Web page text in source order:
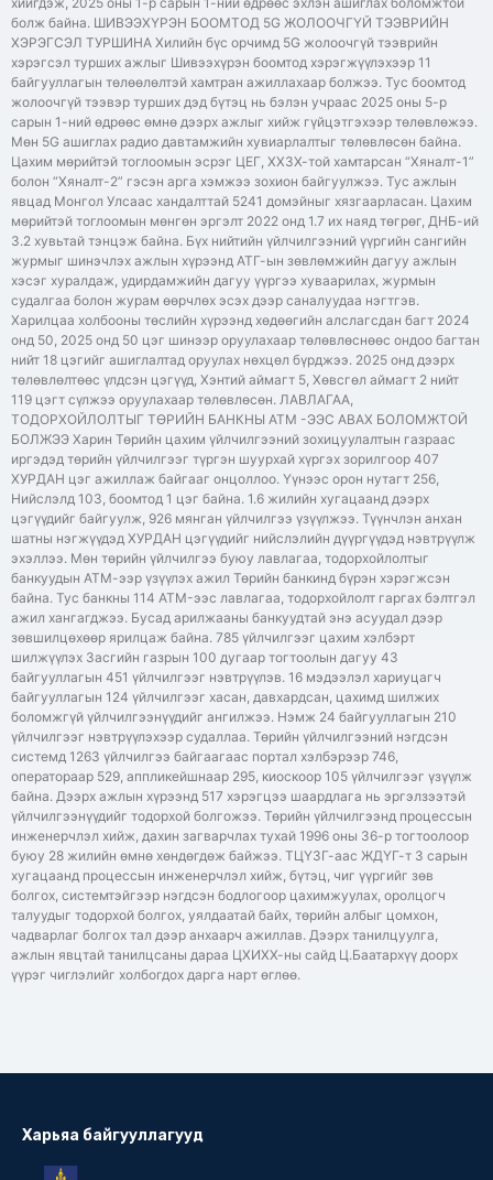
болж байна. ШИВЭЭХҮРЭН БООМТОД 5G ЖОЛООЧГҮЙ ТЭЭВРИЙН
ХЭРЭГСЭЛ ТУРШИНА Хилийн бүс орчимд 5G жолоочгүй тээврийн
хэрэгсэл турших ажлыг Шивээхүрэн боомтод хэрэгжүүлэхээр 11
байгууллагын төлөөлөлтэй хамтран ажиллахаар болжээ. Тус боомтод
жолоочгүй тээвэр турших дэд бүтэц нь бэлэн учраас 2025 оны 5-р
сарын 1-ний өдрөөс өмнө дээрх ажлыг хийж гүйцэтгэхээр төлөвлөжээ.
Мөн 5G ашиглах радио давтамжийн хувиарлалтыг төлөвлөсөн байна.
Цахим мөрийтэй тоглоомын эсрэг ЦЕГ, ХХЗХ-той хамтарсан “Хяналт-1”
болон “Хяналт-2” гэсэн арга хэмжээ зохион байгуулжээ. Тус ажлын
явцад Монгол Улсаас хандалттай 5241 домэйныг хязгаарласан. Цахим
мөрийтэй тоглоомын мөнгөн эргэлт 2022 онд 1.7 их наяд төгрөг, ДНБ-ий
3.2 хувьтай тэнцэж байна. Бүх нийтийн үйлчилгээний үүргийн сангийн
журмыг шинэчлэх ажлын хүрээнд АТГ-ын зөвлөмжийн дагуу ажлын
хэсэг хуралдаж, удирдамжийн дагуу үүргээ хуваарилах, журмын
судалгаа болон журам өөрчлөх эсэх дээр саналуудаа нэгтгэв.
Харилцаа холбооны төслийн хүрээнд хөдөөгийн алслагсдан багт 2024
онд 50, 2025 онд 50 цэг шинээр оруулахаар төлөвлөснөөс ондоо багтан
нийт 18 цэгийг ашиглалтад оруулах нөхцөл бүрджээ. 2025 онд дээрх
төлөвлөлтөөс үлдсэн цэгүүд, Хэнтий аймагт 5, Хөвсгөл аймагт 2 нийт
119 цэгт сүлжээ оруулахаар төлөвлөсөн. ЛАВЛАГАА,
ТОДОРХОЙЛОЛТЫГ ТӨРИЙН БАНКНЫ АТМ -ЭЭС АВАХ БОЛОМЖТОЙ
БОЛЖЭЭ Харин Төрийн цахим үйлчилгээний зохицуулалтын газраас
иргэдэд төрийн үйлчилгээг түргэн шуурхай хүргэх зорилгоор 407
ХУРДАН цэг ажиллаж байгааг онцоллоо. Үүнээс орон нутагт 256,
Нийслэлд 103, боомтод 1 цэг байна. 1.6 жилийн хугацаанд дээрх
цэгүүдийг байгуулж, 926 мянган үйлчилгээ үзүүлжээ. Түүнчлэн анхан
шатны нэгжүүдэд ХУРДАН цэгүүдийг нийслэлийн дүүргүүдэд нэвтрүүлж
эхэллээ. Мөн төрийн үйлчилгээ буюу лавлагаа, тодорхойлолтыг
банкуудын АТМ-ээр үзүүлэх ажил Төрийн банкинд бүрэн хэрэгжсэн
байна. Тус банкны 114 ATM-ээс лавлагаа, тодорхойлолт гаргах бэлтгэл
ажил хангагджээ. Бусад арилжааны банкуудтай энэ асуудал дээр
зөвшилцөхөөр ярилцаж байна. 785 үйлчилгээг цахим хэлбэрт
шилжүүлэх Засгийн газрын 100 дугаар тогтоолын дагуу 43
байгууллагын 451 үйлчилгээг нэвтрүүлэв. 16 мэдээлэл хариуцагч
байгууллагын 124 үйлчилгээг хасан, давхардсан, цахимд шилжих
боломжгүй үйлчилгээнүүдийг ангилжээ. Нэмж 24 байгууллагын 210
үйлчилгээг нэвтрүүлэхээр судаллаа. Төрийн үйлчилгээний нэгдсэн
системд 1263 үйлчилгээ байгаагаас портал хэлбэрээр 746,
оператораар 529, аппликейшнаар 295, киоскоор 105 үйлчилгээг үзүүлж
байна. Дээрх ажлын хүрээнд 517 хэрэгцээ шаардлага нь эргэлзээтэй
үйлчилгээнүүдийг тодорхой болгожээ. Төрийн үйлчилгээнд процессын
инженерчлэл хийж, дахин загварчлах тухай 1996 оны 36-р тогтоолоор
буюу 28 жилийн өмнө хөндөгдөж байжээ. ТЦҮЗГ-аас ЖДҮГ-т 3 сарын
хугацаанд процессын инженерчлэл хийж, бүтэц, чиг үүргийг зөв
болгох, системтэйгээр нэгдсэн бодлогоор цахимжуулах, оролцогч
талуудыг тодорхой болгох, уялдаатай байх, төрийн албыг цомхон,
чадварлаг болгох тал дээр анхаарч ажиллав. Дээрх танилцуулга,
ажлын явцтай танилцсаны дараа ЦХИХХ-ны сайд Ц.Баатархүү доорх
үүрэг чиглэлийг холбогдох дарга нарт өглөө.
Харьяа байгууллагууд